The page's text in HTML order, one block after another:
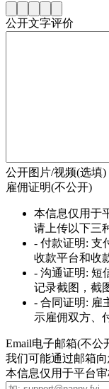
公开文字评价
公开图片/视频(选填)
雇佣证明(不公开)
本信息仅用于
请上传以下三
- 付款证明: 支
收款平台和收
- 沟通证明: 短
记录截图，截
- 合同证明: 雇
示雇佣双方、
Email电子邮箱(不公
我们可能通过邮箱
本信息仅用于平台